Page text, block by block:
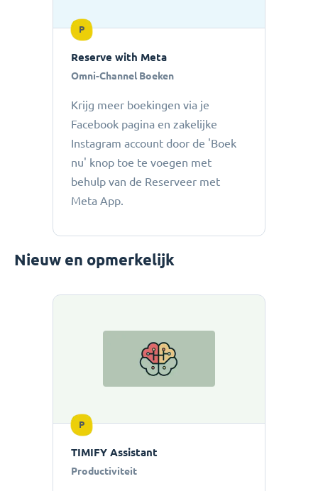
P
Reserve with Meta
Omni-Channel Boeken
Krijg meer boekingen via je
Facebook pagina en zakelijke
Instagram account door de 'Boek
nu' knop toe te voegen met
behulp van de Reserveer met
Meta App.
Nieuw en opmerkelijk
P
TIMIFY Assistant
Productiviteit